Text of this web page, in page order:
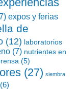
expos y ferias
de
(12) laboratorios
(7) nutrientes en
(5)
(27) siembra
(6)